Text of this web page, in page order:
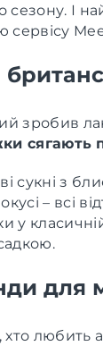
сезону. І
сервісу
зробив
сягають
сукні з
– всі
у
для
хто любить